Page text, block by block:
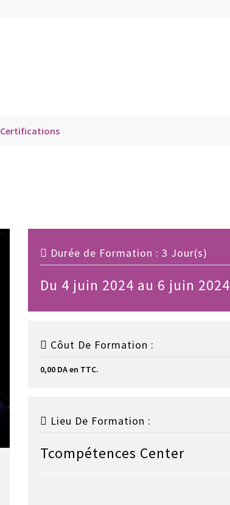
Certifications
Durée de Formation : 3 Jour(s)
Du 4 juin 2024 au 6 juin 2024
Côut De Formation :
0,00 DA en TTC.
Lieu De Formation :
Tcompétences Center